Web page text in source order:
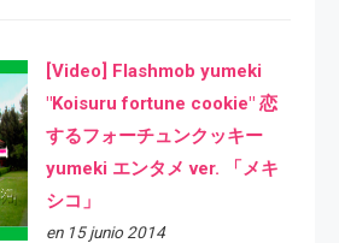
[Video] Flashmob yumeki
"Koisuru fortune cookie" 恋
するフォーチュンクッキー
yumeki エンタメ ver. 「メキ
シコ」
en 15 junio 2014